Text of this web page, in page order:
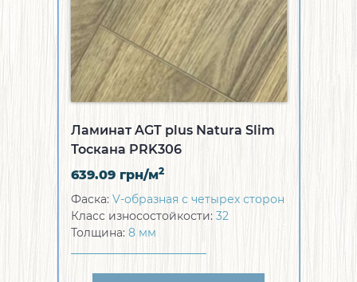
Ламинат AGT plus Natura Slim
Тоскана PRK306
639.09 грн/м2
Фаска: V-образная с четырех сторон
Класс износостойкости: 32
Толщина: 8 мм